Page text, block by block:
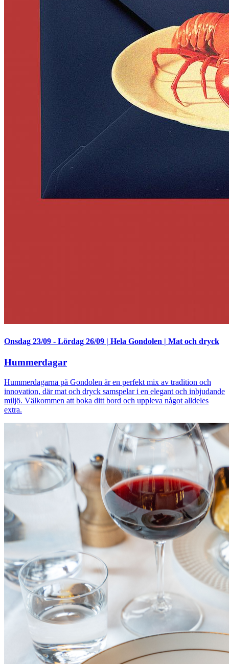
Onsdag 23/09 - Lördag 26/09 | Hela Gondolen | Mat och dryck
Hummerdagar
Hummerdagarna på Gondolen är en perfekt mix av tradition och
innovation, där mat och dryck samspelar i en elegant och inbjudande
miljö. Välkommen att boka ditt bord och uppleva något alldeles
extra.